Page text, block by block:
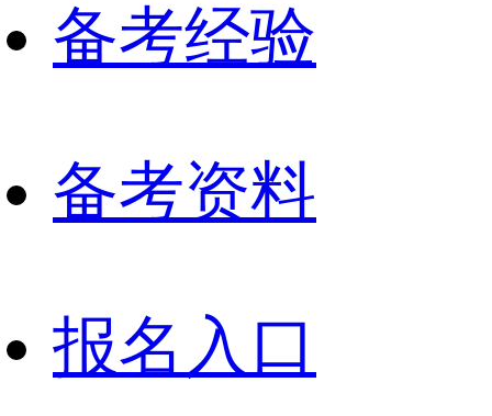
备考经验
备考资料
报名入口